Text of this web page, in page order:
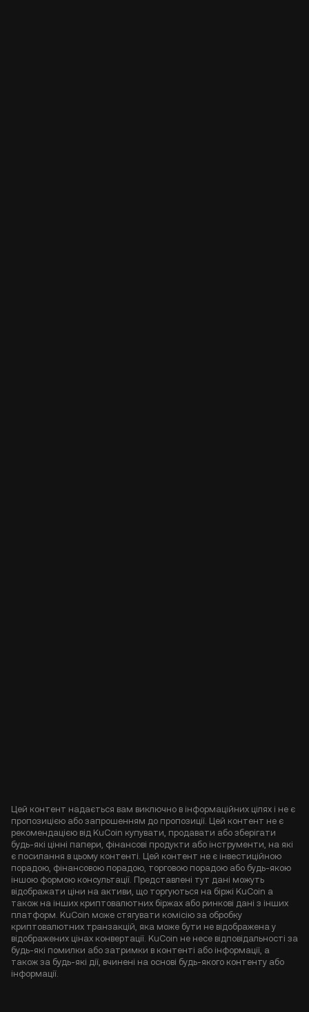
Цей контент надається вам виключно в інформаційних цілях і не є
пропозицією або запрошенням до пропозиції. Цей контент не є
рекомендацією від KuCoin купувати, продавати або зберігати
будь-які цінні папери, фінансові продукти або інструменти, на які
є посилання в цьому контенті. Цей контент не є інвестиційною
порадою, фінансовою порадою, торговою порадою або будь-якою
іншою формою консультації. Представлені тут дані можуть
відображати ціни на активи, що торгуються на біржі KuCoin а
також на інших криптовалютних біржах або ринкові дані з інших
платформ. KuCoin може стягувати комісію за обробку
криптовалютних транзакцій, яка може бути не відображена у
відображених цінах конвертації. KuCoin не несе відповідальності за
будь-які помилки або затримки в контенті або інформації, а
також за будь-які дії, вчинені на основі будь-якого контенту або
інформації.